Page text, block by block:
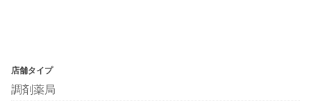
店舗タイプ
調剤薬局